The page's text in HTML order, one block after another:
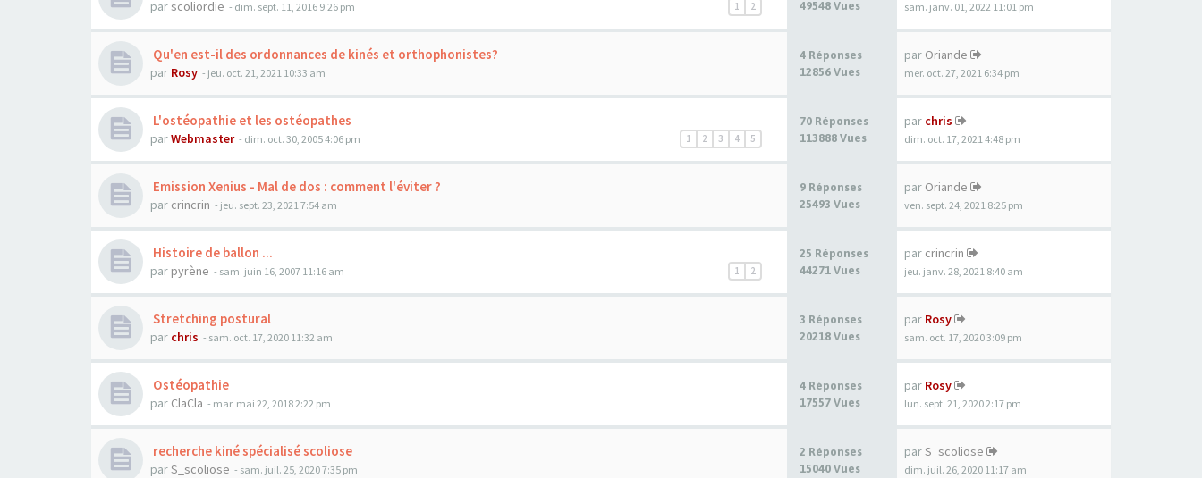
1 2
par scoliordie - dim. sept. 11, 2016 9:26 pm
49548 Vues
sam. janv. 01, 2022 11:01 pm
Qu'en est-il des ordonnances de kinés et orthophonistes?
par Rosy - jeu. oct. 21, 2021 10:33 am
4 Réponses
12856 Vues
par Oriande
mer. oct. 27, 2021 6:34 pm
L'ostéopathie et les ostéopathes
1 2 3 4 5
parWebmaster - dim. oct. 30, 2005 4:06 pm
70 Réponses
113888 Vues
par chris
dim. oct. 17, 2021 4:48 pm
Emission Xenius - Mal de dos : comment l'éviter ?
par crincrin - jeu. sept. 23, 2021 7:54 am
9 Réponses
25493 Vues
par Oriande
ven. sept. 24, 2021 8:25 pm
Histoire de ballon ...
1 2
par pyrène - sam. juin 16, 2007 11:16 am
25 Réponses
44271 Vues
par crincrin
jeu. janv. 28, 2021 8:40 am
Stretching postural
par chris - sam. oct. 17, 2020 11:32 am
3 Réponses
20218 Vues
par Rosy
sam. oct. 17, 2020 3:09 pm
Ostéopathie
par ClaCla - mar. mai 22, 2018 2:22 pm
4 Réponses
17557 Vues
par Rosy
lun. sept. 21, 2020 2:17 pm
recherche kiné spécialisé scoliose
parS_scoliose - sam. juil. 25, 2020 7:35 pm
2 Réponses
15040 Vues
parS_scoliose
dim. juil. 26, 2020 11:17 am